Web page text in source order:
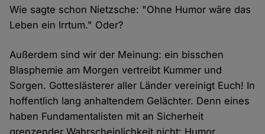
Wie sagte schon Nietzsche: "Ohne Humor wäre das
Leben ein Irrtum." Oder?
Außerdem sind wir der Meinung: ein bisschen
Blasphemie am Morgen vertreibt Kummer und
Sorgen. Gotteslästerer aller Länder vereinigt Euch! In
hoffentlich lang anhaltendem Gelächter. Denn eines
haben Fundamentalisten mit an Sicherheit